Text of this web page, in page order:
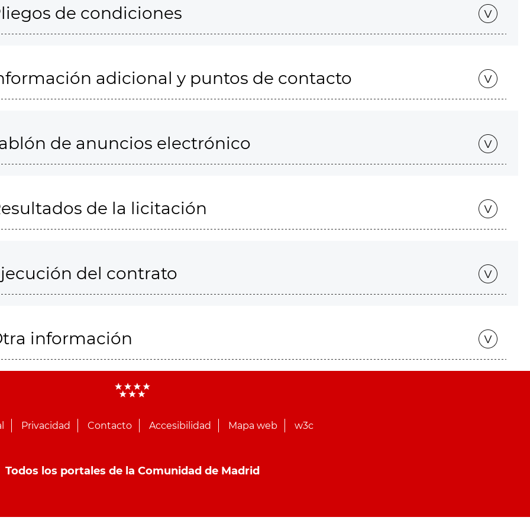
de condiciones
adicional y puntos de contacto
de anuncios electrónico
de la licitación
del contrato
información
Privacidad Contacto Accesibilidad Mapa web w3c
Todos los portales de la Comunidad de Madrid